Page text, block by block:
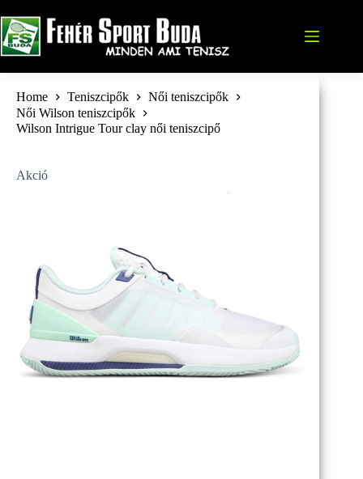
to
content
Home Teniszcipők
Női teniszcipők
Női Wilson teniszcipők
Wilson Intrigue Tour clay női teniszcipő
Akció